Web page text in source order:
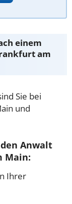
einem
am
Sie bei
und
Anwalt
Main:
Ihrer